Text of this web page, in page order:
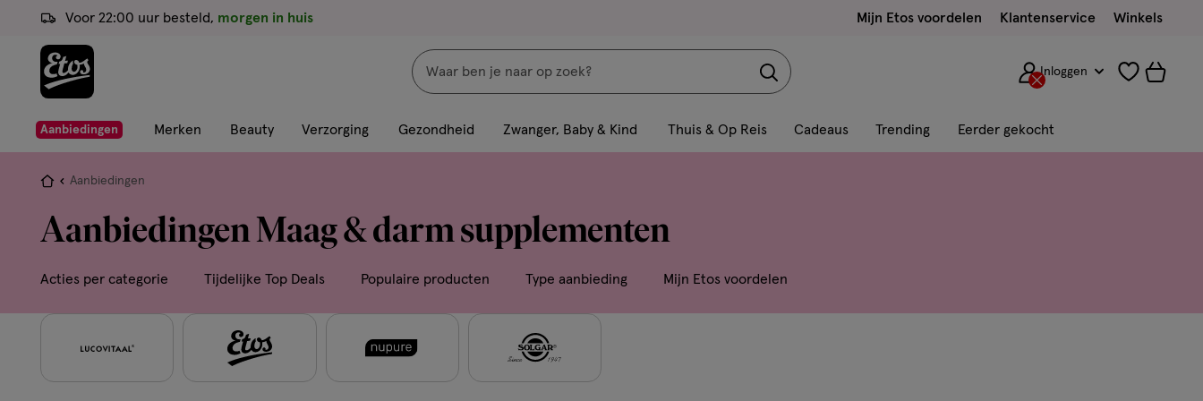
ga
de
hoofd
ga
naar
de
ga
naar
Voor 22:00 uur besteld, morgen in huis Mijn Etos voordelen Klantenservice Winkels
Zoeken
met
dit
een
volledig
met
geavanceerde
zoekopties
Inloggen
Aanbiedingen Merken Beauty Verzorging Gezondheid Zwanger, Baby & Kind Thuis & Op Reis Cadeaus Trending Eerder gekocht
Je
hier:
Aanbiedingen
Aanbiedingen Maag & darm supplementen
Acties per categorie Tijdelijke Top Deals Populaire producten Type aanbieding Mijn Etos voordelen